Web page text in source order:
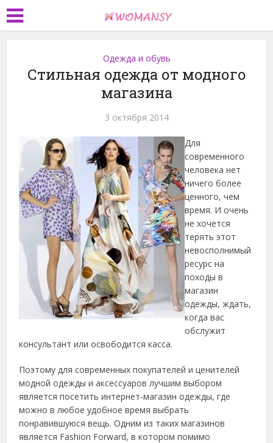
Одежда и обувь
Стильная одежда от модного
магазина
3 октября 2014
Для
современного
человека нет
ничего более
ценного, чем
время. И очень
не хочется
терять этот
невосполнимый
ресурс на
походы в
магазин
одежды, ждать,
когда вас
обслужит
консультант или освободится касса.
Поэтому для современных покупателей и ценителей
модной одежды и аксессуаров лучшим выбором
является посетить интернет-магазин одежды, где
можно в любое удобное время выбрать
понравившуюся вещь. Одним из таких магазинов
является Fashion Forward, в котором помимо